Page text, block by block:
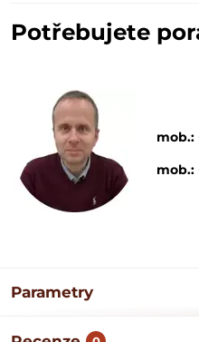
Potřebujete
mob.:
mob.:
Parametry